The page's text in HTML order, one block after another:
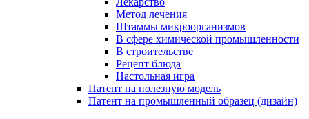
Метод лечения
Штаммы микроорганизмов
В сфере химической промышленности
В строительстве
Рецепт блюда
Настольная игра
Патент на полезную модель
Патент на промышленный образец (дизайн)